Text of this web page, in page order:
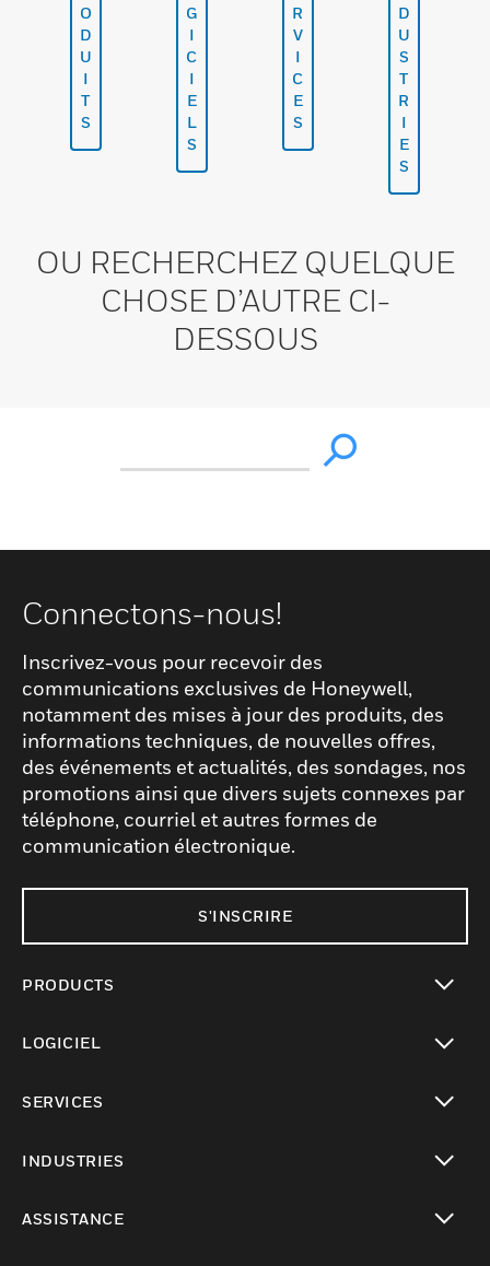
O
D
U
I
T
S
G
I
C
I
E
L
S
R
V
I
C
E
S
D
U
S
T
R
I
E
S
OU RECHERCHEZ QUELQUE
CHOSE D’AUTRE CI-
DESSOUS
Connectons-nous!
Inscrivez-vous pour recevoir des
communications exclusives de Honeywell,
notamment des mises à jour des produits, des
informations techniques, de nouvelles offres,
des événements et actualités, des sondages, nos
promotions ainsi que divers sujets connexes par
téléphone, courriel et autres formes de
communication électronique.
S'INSCRIRE
PRODUCTS
LOGICIEL
SERVICES
INDUSTRIES
ASSISTANCE